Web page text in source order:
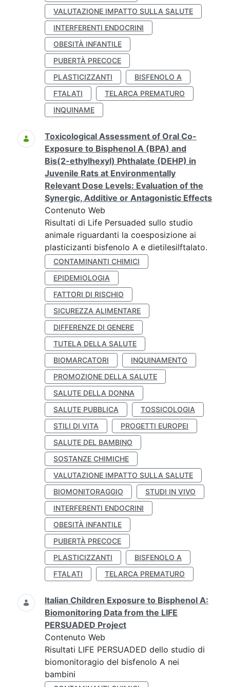
VALUTAZIONE IMPATTO SULLA SALUTE
INTERFERENTI ENDOCRINI
OBESITÀ INFANTILE
PUBERTÀ PRECOCE
PLASTICIZZANTI
BISFENOLO A
FTALATI
TELARCA PREMATURO
INQUINAME
Toxicological Assessment of Oral Co-
Exposure to Bisphenol A (BPA) and
Bis(2-ethylhexyl) Phthalate (DEHP) in
Juvenile Rats at Environmentally
Relevant Dose Levels: Evaluation of the
Synergic, Additive or Antagonistic Effects
Contenuto Web
Risultati di Life Persuaded sullo studio
animale riguardanti la coesposizione ai
plasticizanti bisfenolo A e dietilesilftalato.
CONTAMINANTI CHIMICI
EPIDEMIOLOGIA
FATTORI DI RISCHIO
SICUREZZA ALIMENTARE
DIFFERENZE DI GENERE
TUTELA DELLA SALUTE
BIOMARCATORI
INQUINAMENTO
PROMOZIONE DELLA SALUTE
SALUTE DELLA DONNA
SALUTE PUBBLICA
TOSSICOLOGIA
STILI DI VITA
PROGETTI EUROPEI
SALUTE DEL BAMBINO
SOSTANZE CHIMICHE
VALUTAZIONE IMPATTO SULLA SALUTE
BIOMONITORAGGIO
STUDI IN VIVO
INTERFERENTI ENDOCRINI
OBESITÀ INFANTILE
PUBERTÀ PRECOCE
PLASTICIZZANTI
BISFENOLO A
FTALATI
TELARCA PREMATURO
Italian Children Exposure to Bisphenol A:
Biomonitoring Data from the LIFE
PERSUADED Project
Contenuto Web
Risultati LIFE PERSUADED dello studio di
biomonitoragio del bisfenolo A nei
bambini